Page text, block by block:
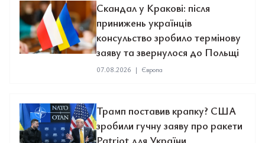
Скандал у Кракові: після
принижень українців
консульство зробило термінову
заяву та звернулося до Польщі
07.08.2026 | Європа
Трамп поставив крапку? США
зробили гучну заяву про ракети
Patriot для України